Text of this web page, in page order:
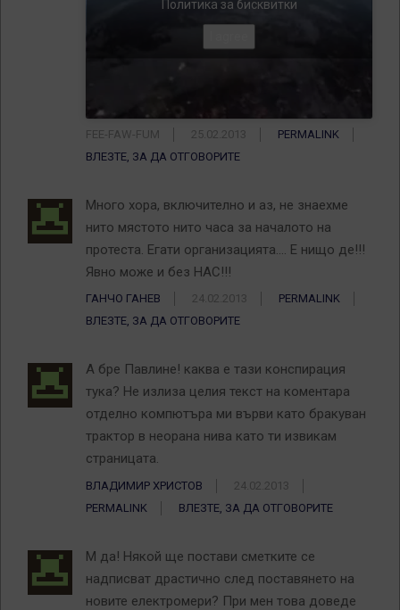
Политика за бисквитки
FEE-FAW-FUM 25.02.2013
PERMALINK
ВЛЕЗТЕ, ЗА ДА ОТГОВОРИТЕ
Много хора, включително и аз, не знаехме
нито мястото нито часа за началото на
протеста. Егати организацията…. Е нищо де!!!
Явно може и без НАС!!!
ГАНЧО ГАНЕВ 24.02.2013
PERMALINK
ВЛЕЗТЕ, ЗА ДА ОТГОВОРИТЕ
А бре Павлине! каква е тази конспирация
тука? Не излиза целия текст на коментара
отделно компютъра ми върви като бракуван
трактор в неорана нива като ти извикам
страницата.
ВЛАДИМИР ХРИСТОВ
24.02.2013
PERMALINK
ВЛЕЗТЕ, ЗА ДА ОТГОВОРИТЕ
М да! Някой ще постави сметките се
надписват драстично след поставянето на
новите електромери? При мен това доведе